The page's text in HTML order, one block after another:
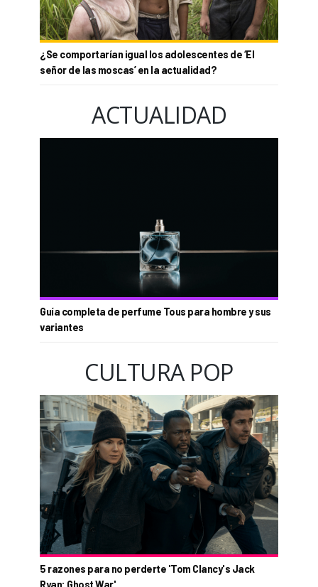
¿Se comportarían igual los adolescentes de ‘El
señor de las moscas’ en la actualidad?
ACTUALIDAD
Guía completa de perfume Tous para hombre y sus
variantes
CULTURA POP
5 razones para no perderte 'Tom Clancy's Jack
Ryan: Ghost War'